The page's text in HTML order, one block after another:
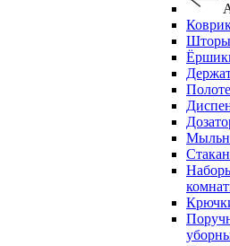
Шторы